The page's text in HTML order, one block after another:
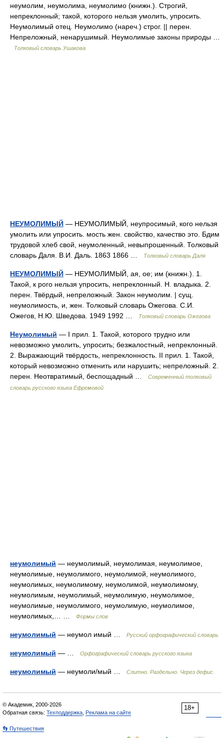
неумолим, неумолима, неумолимо (книжн.). Строгий,
непреклонный; такой, которого нельзя умолить, упросить.
Неумолимый отец. Неумолимо (нареч.) строг. || перен.
Непреложный, ненарушимый. Неумолимые законы природы …
Толковый словарь Ушакова
НЕУМОЛИМЫЙ — НЕУМОЛИМЫЙ, неупросимый, кого нельзя
умолить или упросить. мость жен. свойство, качество это. Бдим
трудовой хлеб свой, неумоленный, невыпрошенный. Толковый
словарь Даля. В.И. Даль. 1863 1866 …
Толковый словарь Даля
НЕУМОЛИМЫЙ — НЕУМОЛИМЫЙ, ая, ое; им (книжн.). 1.
Такой, к рого нельзя упросить, непреклонный. Н. владыка. 2.
перен. Твёрдый, непреложный. Закон неумолим. | сущ.
неумолимость, и, жен. Толковый словарь Ожегова. С.И.
Ожегов, Н.Ю. Шведова. 1949 1992 …
Толковый словарь Ожегова
Неумолимый — I прил. 1. Такой, которого трудно или
невозможно умолить, упросить; безжалостный, непреклонный.
2. Выражающий твёрдость, непреклонность. II прил. 1. Такой,
который невозможно отменить или нарушить; непреложный. 2.
перен. Неотвратимый, беспощадный …
Современный толковый
словарь русского языка Ефремовой
неумолимый — неумолимый, неумолимая, неумолимое,
неумолимые, неумолимого, неумолимой, неумолимого,
неумолимых, неумолимому, неумолимой, неумолимому,
неумолимым, неумолимый, неумолимую, неумолимое,
неумолимые, неумолимого, неумолимую, неумолимое,
неумолимых,… …
Формы слов
неумолимый — неумол имый … Русский орфографический словарь
неумолимый — … Орфографический словарь русского языка
неумолимый — неумоли/мый … Слитно. Раздельно. Через дефис.
18+
© Академик, 2000-2026
Обратная связь: Техподдержка Реклама на сайте
👣 Путешествия